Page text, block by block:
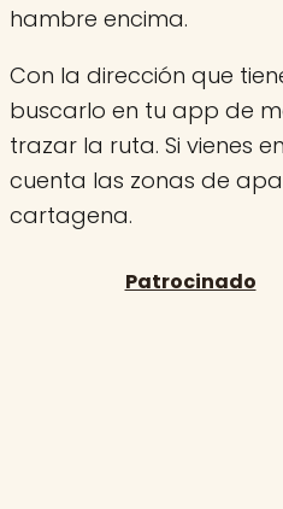
hambre encima.
Con la dirección que
buscarlo en tu app de
trazar la ruta. Si vienes
cuenta las zonas de
cartagena.